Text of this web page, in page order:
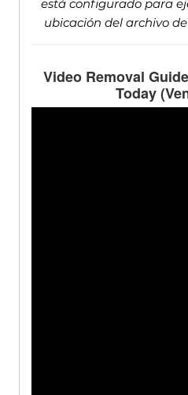
está configurado para
ubicación del archivo
Video Removal
Today